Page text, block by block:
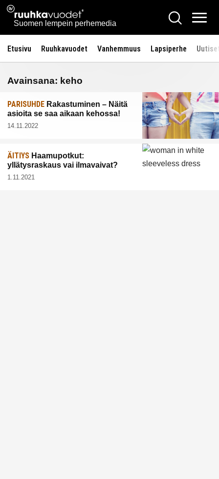
Siirry
sisältöön
Ruuhkavuodet.fi
Suomen lempein perhemedia
Hae
Etusivu Ruuhkavuodet Vanhemmuus Lapsiperhe
Avainsana: keho
PARISUHDE Rakastuminen – Näitä
asioita se saa aikaan kehossa!
14.11.2022
ÄITIYS Haamupotkut:
yllätysraskaus vai ilmavaivat?
1.11.2021